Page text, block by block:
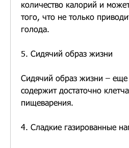
количество калорий и
того, что не только
голода.
5. Сидячий образ жизни
Сидячий образ жизни –
содержит достаточно
пищеварения.
4. Сладкие газированные